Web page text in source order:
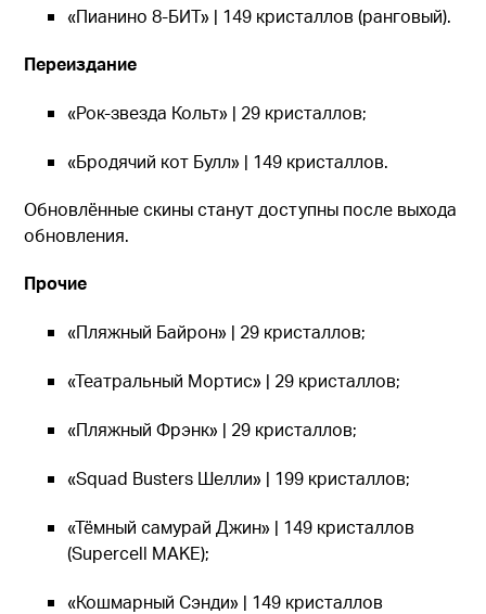
«Пианино 8-БИТ» | 149 кристаллов (ранговый).
Переиздание
«Рок-звезда Кольт» | 29 кристаллов;
«Бродячий кот Булл» | 149 кристаллов.
Обновлённые скины станут доступны после выхода
обновления.
Прочие
«Пляжный Байрон» | 29 кристаллов;
«Театральный Мортис» | 29 кристаллов;
«Пляжный Фрэнк» | 29 кристаллов;
«Squad Busters Шелли» | 199 кристаллов;
«Тёмный самурай Джин» | 149 кристаллов
(Supercell MAKE);
«Кошмарный Сэнди» | 149 кристаллов